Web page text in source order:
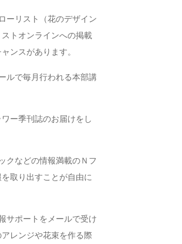
ーリスト（花のデザイン
トオンラインへの掲載
ンスがあります。
ルで毎月行われる本部講
ー季刊誌のお届けをし
クなどの情報満載のＮフ
取り出すことが自由に
サポートをメールで受け
レンジや花束を作る際